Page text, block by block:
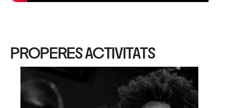
PROPERES ACTIVITATS